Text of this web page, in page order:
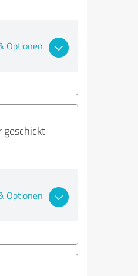
Optionen
geschickt
Optionen